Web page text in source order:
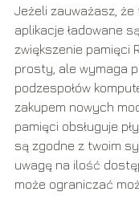
Jeżeli zauważasz, że
aplikacje ładowane
zwiększenie pamięci
prosty, ale wymaga
podzespołów
zakupem nowych
pamięci obsługuje
są zgodne z twoim
uwagę na ilość
może ograniczać